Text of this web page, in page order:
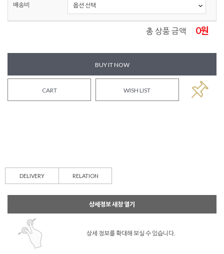
배송비
총 상품 금액 0원
BUY IT NOW
CART WISH LIST
DELIVERY RELATION
상세정보 새창 열기
상세 정보를 확대해 보실 수 있습니다.